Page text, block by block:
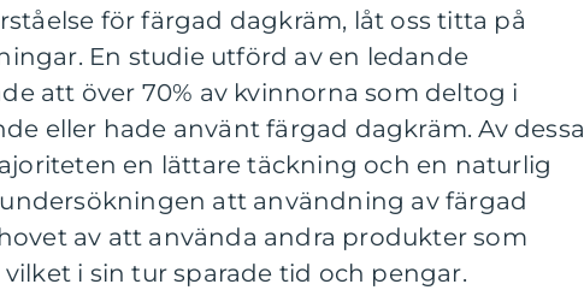
för färgad dagkräm, låt oss titta på
En studie utförd av en ledande
att över 70% av kvinnorna som deltog i
eller hade använt färgad dagkräm. Av dessa
en lättare täckning och en naturlig
att användning av färgad
av att använda andra produkter som
i sin tur sparade tid och pengar.